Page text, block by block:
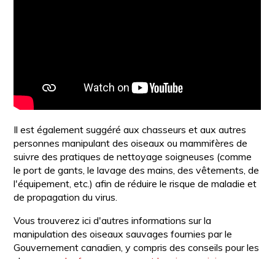
Il est également suggéré aux chasseurs et aux autres
personnes manipulant des oiseaux ou mammifères de
suivre des pratiques de nettoyage soigneuses (comme
le port de gants, le lavage des mains, des vêtements, de
l'équipement, etc.) afin de réduire le risque de maladie et
de propagation du virus.
Vous trouverez ici d'autres informations sur la
manipulation des oiseaux sauvages fournies par le
Gouvernement canadien, y compris des conseils pour les